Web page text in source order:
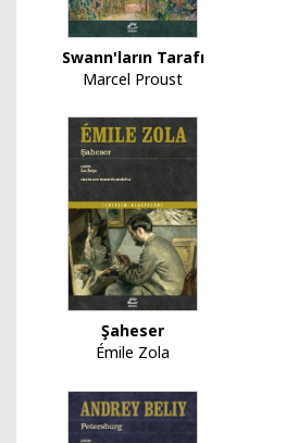
Swann'ların Tarafı
Marcel Proust
Şaheser
Émile Zola